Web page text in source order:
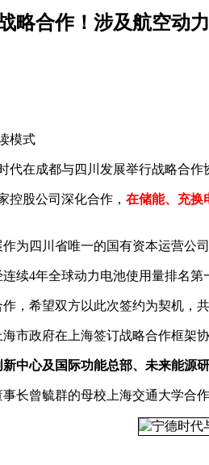
略合作！涉及航空动
模式
代在成都与四川发展举行战略合作
控股公司深化合作， 在储能、充换
为四川省唯一的国有资本运营公
续4年全球动力电池使用量排名
，希望双方以此次签约为契机，
市政府在上海签订战略合作框架协
中心及国际功能总部、未来能源
长曾毓群的母校上海交通大学合